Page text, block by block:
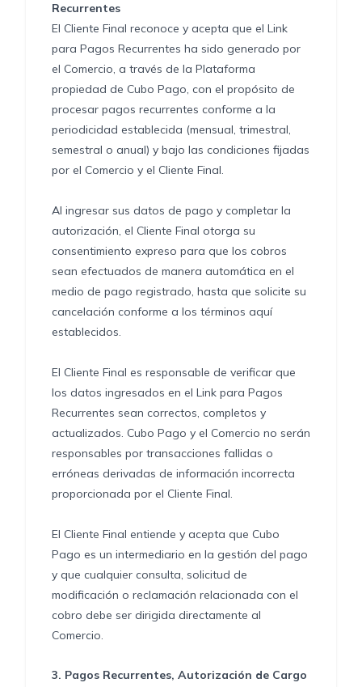
Recurrentes
El Cliente Final reconoce y acepta que el Link
para Pagos Recurrentes ha sido generado por
el Comercio, a través de la Plataforma
propiedad de Cubo Pago, con el propósito de
procesar pagos recurrentes conforme a la
periodicidad establecida (mensual, trimestral,
semestral o anual) y bajo las condiciones fijadas
por el Comercio y el Cliente Final.
Al ingresar sus datos de pago y completar la
autorización, el Cliente Final otorga su
consentimiento expreso para que los cobros
sean efectuados de manera automática en el
medio de pago registrado, hasta que solicite su
cancelación conforme a los términos aquí
establecidos.
El Cliente Final es responsable de verificar que
los datos ingresados en el Link para Pagos
Recurrentes sean correctos, completos y
actualizados. Cubo Pago y el Comercio no serán
responsables por transacciones fallidas o
erróneas derivadas de información incorrecta
proporcionada por el Cliente Final.
El Cliente Final entiende y acepta que Cubo
Pago es un intermediario en la gestión del pago
y que cualquier consulta, solicitud de
modificación o reclamación relacionada con el
cobro debe ser dirigida directamente al
Comercio.
3. Pagos Recurrentes, Autorización de Cargo